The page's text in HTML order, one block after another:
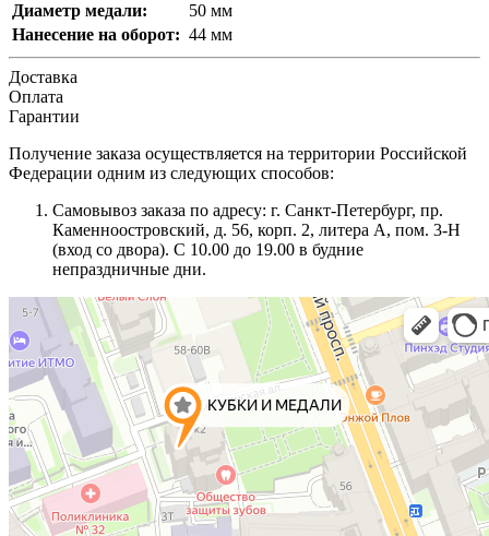
Диаметр медали:
50 мм
Нанесение на оборот: 44 мм
Доставка
Оплата
Гарантии
Получение заказа осуществляется на территории Российской
Федерации одним из следующих способов:
Самовывоз заказа по адресу: г. Санкт-Петербург, пр.
Каменноостровский, д. 56, корп. 2, литера А, пом. 3-Н
(вход со двора). С 10.00 до 19.00 в будние
непраздничные дни.